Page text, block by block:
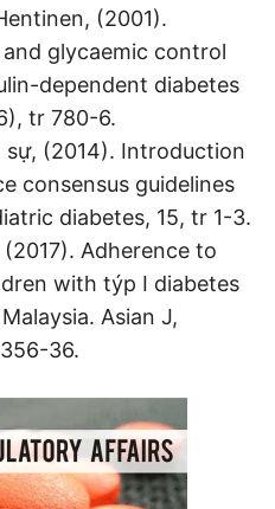
(2001).
glycaemic control
dependent diabetes
tr 780-6.
sự, (2014). Introduction
consensus guidelines
diabetes, 15, tr 1-3.
Adherence to
with týp I diabetes
Asian J,
36.